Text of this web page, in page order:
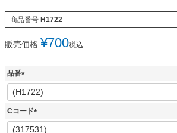
商品番号 H1722
販売価格 ¥700税込
品番
(
必
須
Cコード
(